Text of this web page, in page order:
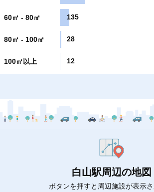
60㎡ - 80㎡ 135
80㎡ - 100㎡ 28
100㎡以上 12
白山駅周辺の地図
ボタンを押すと周辺施設が表示